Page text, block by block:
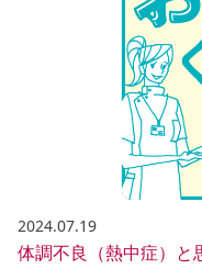
2024.07.19
体調不良（熱中症）と